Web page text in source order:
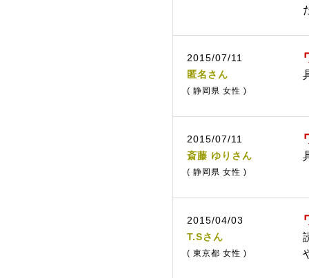
2015/07/11
匿名さん
( 静岡県 女性 )
2015/07/11
斎藤 ゆりさん
( 静岡県 女性 )
2015/04/03
T.Sさん
( 東京都 女性 )